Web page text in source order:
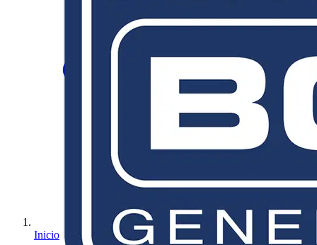
Inicio